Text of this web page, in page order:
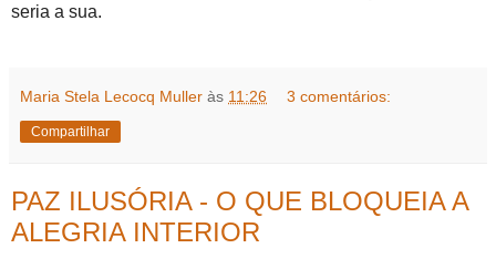
seria a sua.
Maria Stela Lecocq Muller às 11:26 3 comentários:
Compartilhar
PAZ ILUSÓRIA - O QUE BLOQUEIA A
ALEGRIA INTERIOR